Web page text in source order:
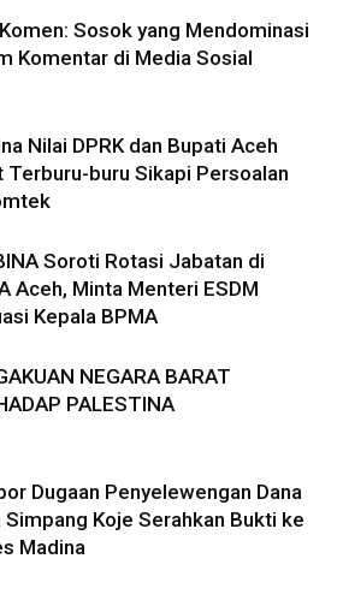
Sosok yang Mendominasi
Komentar di Media Sosial
Nilai DPRK dan Bupati Aceh
Terburu-buru Sikapi Persoalan
Soroti Rotasi Jabatan di
Aceh, Minta Menteri ESDM
Kepala BPMA
NEGARA BARAT
PALESTINA
Dugaan Penyelewengan Dana
Simpang Koje Serahkan Bukti ke
Madina